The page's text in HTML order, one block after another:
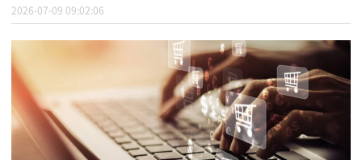
2026-07-09 09:02:06